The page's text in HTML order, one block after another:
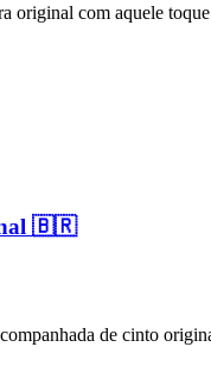
original com aquele
🇧🇷
de cinto